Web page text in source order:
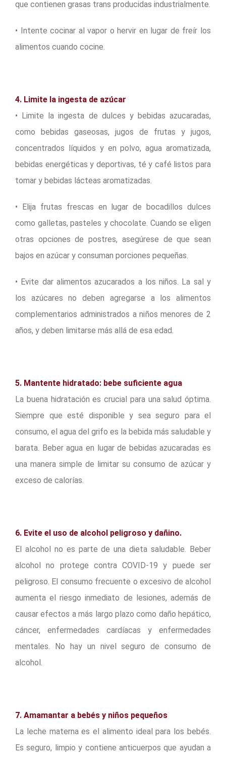
que contienen grasas trans producidas industrialmente.
• Intente cocinar al vapor o hervir en lugar de freír los
alimentos cuando cocine.
4. Limite la ingesta de azúcar
• Limite la ingesta de dulces y bebidas azucaradas,
como bebidas gaseosas, jugos de frutas y jugos,
concentrados líquidos y en polvo, agua aromatizada,
bebidas energéticas y deportivas, té y café listos para
tomar y bebidas lácteas aromatizadas.
• Elija frutas frescas en lugar de bocadillos dulces
como galletas, pasteles y chocolate. Cuando se eligen
otras opciones de postres, asegúrese de que sean
bajos en azúcar y consuman porciones pequeñas.
• Evite dar alimentos azucarados a los niños. La sal y
los azúcares no deben agregarse a los alimentos
complementarios administrados a niños menores de 2
años, y deben limitarse más allá de esa edad.
5. Mantente hidratado: bebe suficiente agua
La buena hidratación es crucial para una salud óptima.
Siempre que esté disponible y sea seguro para el
consumo, el agua del grifo es la bebida más saludable y
barata. Beber agua en lugar de bebidas azucaradas es
una manera simple de limitar su consumo de azúcar y
exceso de calorías.
6. Evite el uso de alcohol peligroso y dañino.
El alcohol no es parte de una dieta saludable. Beber
alcohol no protege contra COVID-19 y puede ser
peligroso. El consumo frecuente o excesivo de alcohol
aumenta el riesgo inmediato de lesiones, además de
causar efectos a más largo plazo como daño hepático,
cáncer, enfermedades cardíacas y enfermedades
mentales. No hay un nivel seguro de consumo de
alcohol.
7. Amamantar a bebés y niños pequeños
La leche materna es el alimento ideal para los bebés.
Es seguro, limpio y contiene anticuerpos que ayudan a